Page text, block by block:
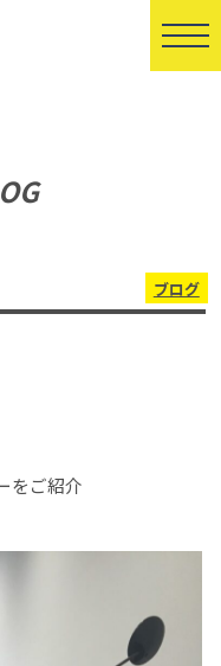
ブログ
をご紹介